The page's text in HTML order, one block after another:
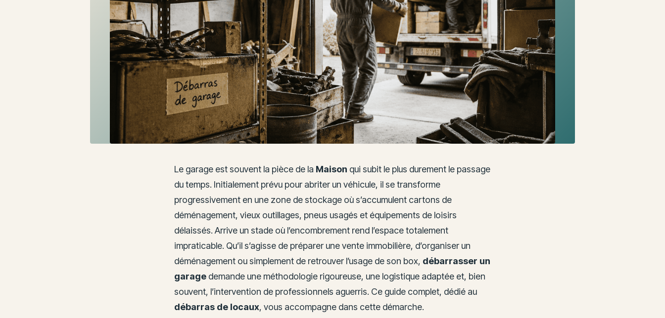
Le garage est souvent la pièce de la Maison qui subit le plus durement le passage
du temps. Initialement prévu pour abriter un véhicule, il se transforme
progressivement en une zone de stockage où s’accumulent cartons de
déménagement, vieux outillages, pneus usagés et équipements de loisirs
délaissés. Arrive un stade où l’encombrement rend l’espace totalement
impraticable. Qu’il s’agisse de préparer une vente immobilière, d’organiser un
déménagement ou simplement de retrouver l’usage de son box, débarrasser un
garage demande une méthodologie rigoureuse, une logistique adaptée et, bien
souvent, l’intervention de professionnels aguerris. Ce guide complet, dédié au
débarras de locaux, vous accompagne dans cette démarche.